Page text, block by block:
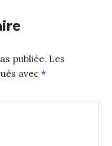
publiée. Les
avec*